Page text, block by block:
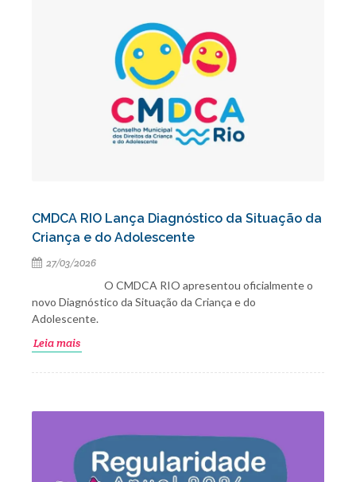
CMDCA RIO Lança Diagnóstico da Situação da
Criança e do Adolescente
27/03/2026
O CMDCA RIO apresentou oficialmente o
novo Diagnóstico da Situação da Criança e do
Adolescente.
Leia mais